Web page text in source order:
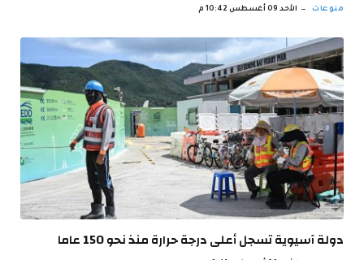
منوعات الأحد 09 أغسطس 10:42 م
دولة آسيوية تسجل أعلى درجة حرارة منذ نحو 150 عاما